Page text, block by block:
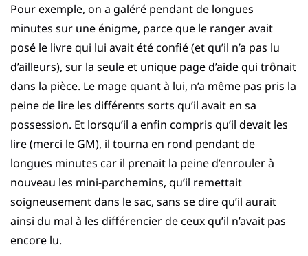
Pour exemple, on a galéré pendant de longues
minutes sur une énigme, parce que le ranger avait
posé le livre qui lui avait été confié (et qu’il n’a pas lu
d’ailleurs), sur la seule et unique page d’aide qui trônait
dans la pièce. Le mage quant à lui, n’a même pas pris la
peine de lire les différents sorts qu’il avait en sa
possession. Et lorsqu’il a enfin compris qu’il devait les
lire (merci le GM), il tourna en rond pendant de
longues minutes car il prenait la peine d’enrouler à
nouveau les mini-parchemins, qu’il remettait
soigneusement dans le sac, sans se dire qu’il aurait
ainsi du mal à les différencier de ceux qu’il n’avait pas
encore lu.